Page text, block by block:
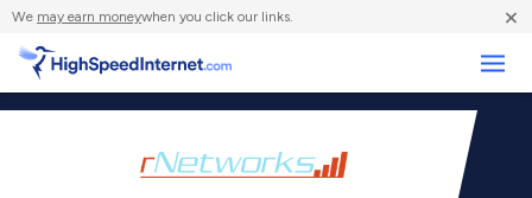
We may earn moneywhen you click our links. ×